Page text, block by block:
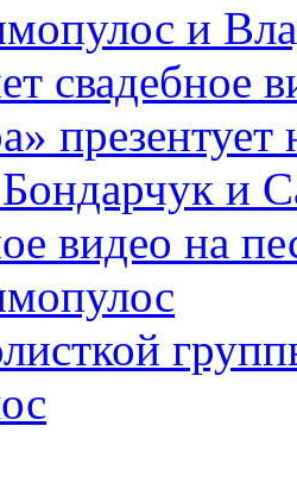
и
свадебное
презентует
и
видео на